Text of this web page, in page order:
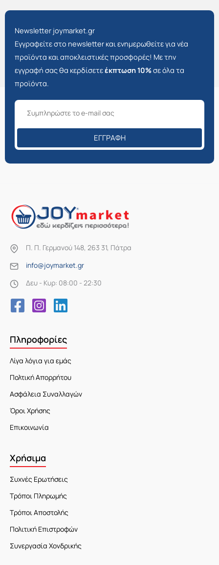
Newsletter joymarket.gr
Εγγραφείτε στο newsletter και ενημερωθείτε για νέα
προϊόντα και αποκλειστικές προσφορές! Με την
εγγραφή σας θα κερδίσετεέκπτωση 10%σε όλα τα
προϊόντα.
ΕΓΓΡΑΦΉ
Π. Π. Γερμανού 148, 263 31, Πάτρα
info@joymarket.gr
Δευ - Κυρ: 08:00 - 22:30
Πληροφορίες
Λίγα λόγια για εμάς
Πολτική Απορρήτου
Ασφάλεια Συναλλαγών
Όροι Χρήσης
Επικοινωνία
Χρήσιμα
Συχνές Ερωτήσεις
Τρόποι Πληρωμής
Τρόποι Αποστολής
Πολιτική Επιστροφών
Συνεργασία Χονδρικής